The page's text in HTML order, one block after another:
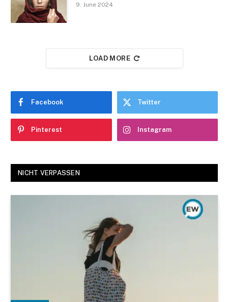
9. June 2024
LOAD MORE
Facebook Twitter
Pinterest Instagram
NICHT VERPASSEN